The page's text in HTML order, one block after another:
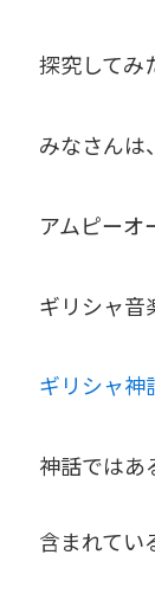
探究してみ
みなさんは
アムピーオ
ギリシャ音
ギリシャ神
神話ではあ
含まれてい